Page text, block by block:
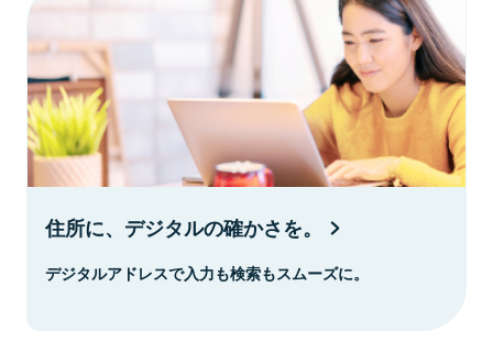
住所に、デジタルの確かさを。
デジタルアドレスで入力も検索もスムーズに。